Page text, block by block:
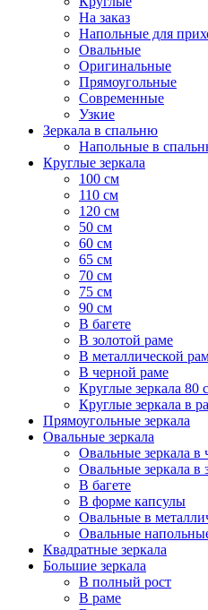
На заказ
Напольные для
Овальные
Оригинальные
Прямоугольные
Современные
Узкие
Зеркала в спальню
Напольные в
Круглые зеркала
100 см
110 см
120 см
50 см
60 см
65 см
70 см
75 см
90 см
В багете
В золотой раме
В металлической
В черной раме
Круглые зеркала 80
Круглые зеркала в
Прямоугольные зеркала
Овальные зеркала
Овальные зеркала в
Овальные зеркала в
В багете
В форме капсулы
Овальные в
Овальные
Квадратные зеркала
Большие зеркала
В полный рост
В раме